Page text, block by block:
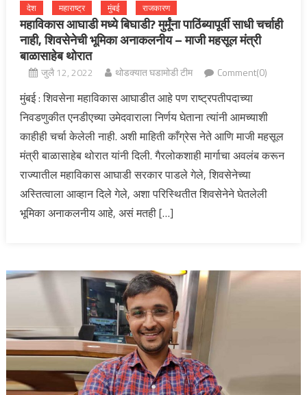
देश महाराष्ट्र मुंबई राजकारण
महाविकास आघाडी मध्ये बिघाडी? मुर्मूंना पाठिंब्यापूर्वी साधी चर्चाही
नाही, शिवसेनेची भूमिका अनाकलनीय – माजी महसूल मंत्री
बाळासाहेब थोरात
जुलै 12, 2022 थोडक्यात घडामोडी टीम Comment(0)
मुंबई : शिवसेना महाविकास आघाडीत आहे पण राष्ट्रपतीपदाच्या
निवडणुकीत एनडीएच्या उमेदवाराला निर्णय घेताना त्यांनी आमच्याशी
काहीही चर्चा केलेली नाही. अशी माहिती काँग्रेस नेते आणि माजी महसूल
मंत्री बाळासाहेब थोरात यांनी दिली. गैरलोकशाही मार्गाचा अवलंब करून
राज्यातील महाविकास आघाडी सरकार पाडले गेले, शिवसेनेच्या
अस्तित्वाला आव्हान दिले गेले, अशा परिस्थितीत शिवसेनेने घेतलेली
भूमिका अनाकलनीय आहे, असं मतही […]